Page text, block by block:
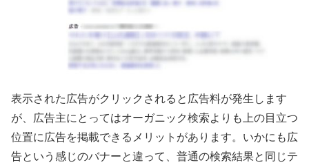
表示された広告がクリックされると広告料が発生します
が、広告主にとってはオーガニック検索よりも上の目立つ
位置に広告を掲載できるメリットがあります。いかにも広
告という感じのバナーと違って、普通の検索結果と同じテ